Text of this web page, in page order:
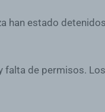
han estado
de permisos.